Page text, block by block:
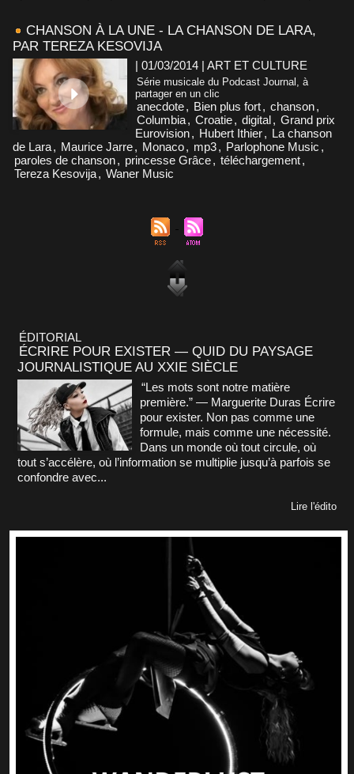
CHANSON À LA UNE - LA CHANSON DE LARA,
PAR TEREZA KESOVIJA
| 01/03/2014 | ART ET CULTURE
Série musicale du Podcast Journal, à
partager en un clic
anecdote, Bien plus fort, chanson,
Columbia, Croatie, digital, Grand prix
Eurovision, Hubert Ithier, La chanson
de Lara, Maurice Jarre, Monaco, mp3, Parlophone Music ,
paroles de chanson, princesse Grâce, téléchargement,
Tereza Kesovija, Waner Music
ÉDITORIAL
ÉCRIRE POUR EXISTER — QUID DU PAYSAGE
JOURNALISTIQUE AU XXIE SIÈCLE
“Les mots sont notre matière
première.” — Marguerite Duras Écrire
pour exister. Non pas comme une
formule, mais comme une nécessité.
Dans un monde où tout circule, où
tout s’accélère, où l’information se multiplie jusqu’à parfois se
confondre avec...
Lire l'édito